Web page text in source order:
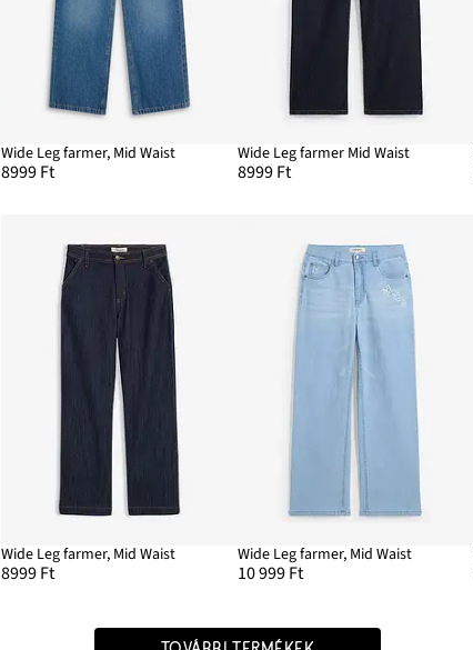
Wide Leg farmer, Mid Waist
8999 Ft
Wide Leg farmer Mid Waist
8999 Ft
Wide Leg farmer, Mid Waist
8999 Ft
Wide Leg farmer, Mid Waist
10 999 Ft